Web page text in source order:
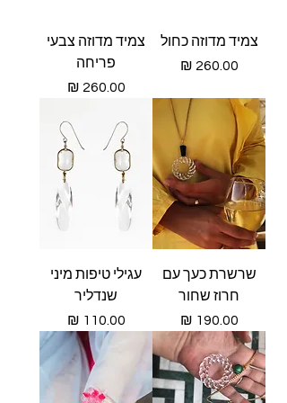
צמיד מדוזה כחול
מחיר
צמיד מדוזה צבעי
פריחה
מחיר
שרשרת כעך עם
חרוז שחור
מחיר
עגילי טיפות מיני
שנדליר
מחיר